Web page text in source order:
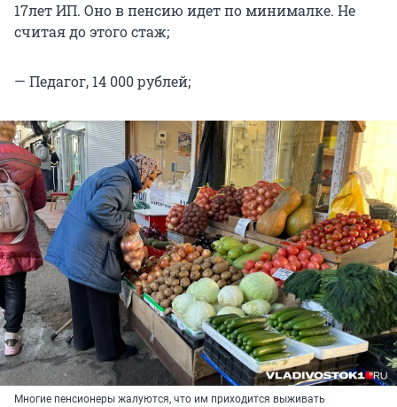
17лет ИП. Оно в пенсию идет по минималке. Не
считая до этого стаж;
— Педагог, 14 000 рублей;
Многие пенсионеры жалуются, что им приходится выживать